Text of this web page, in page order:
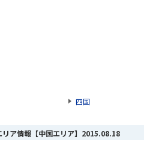
四国
ア情報【中国エリア】 2015.08.18